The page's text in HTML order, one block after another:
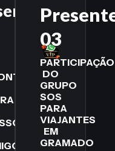
03
PARTICIPAÇÃO
DO
GRUPO
SOS
PARA
VIAJANTES
EM
GRAMADO